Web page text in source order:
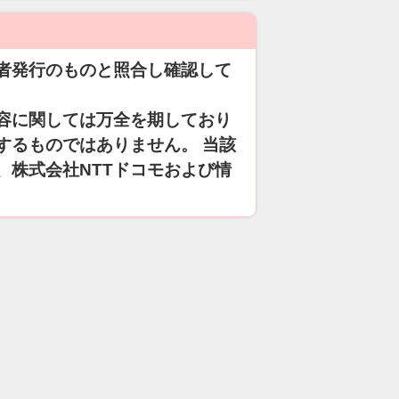
発行のものと照合し確認して
に関しては万全を期しており
るものではありません。 当該
株式会社NTTドコモおよび情